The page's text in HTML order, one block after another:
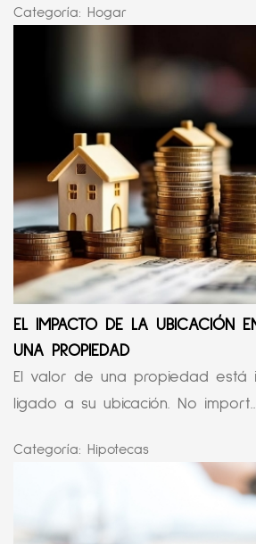
Categoría: Hogar
EL IMPACTO DE LA UBICACIÓN
UNA PROPIEDAD
El valor de una propiedad está
ligado a su ubicación. No
Categoría: Hipotecas